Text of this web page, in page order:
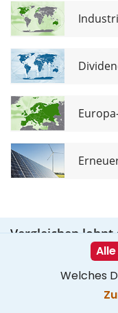
Vergleichen lohnt